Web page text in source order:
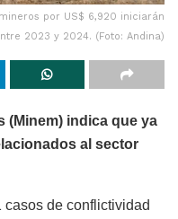
por US$ 6,920 iniciarán
2023 y 2024. (Foto: Andina)
(Minem) indica que ya
al sector
casos de conflictividad